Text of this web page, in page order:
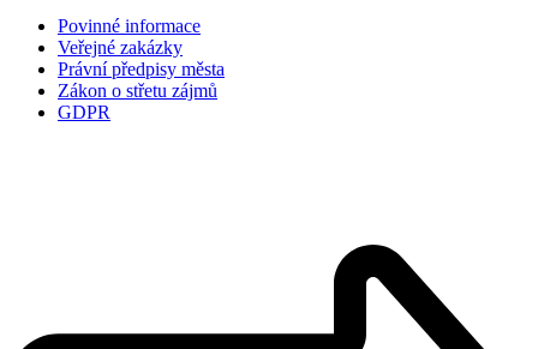
Povinné informace
Veřejné zakázky
Právní předpisy města
Zákon o střetu zájmů
GDPR